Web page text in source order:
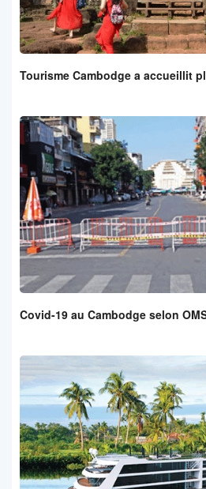
Tourisme Cambodge a accueillit
Covid-19 au Cambodge selon